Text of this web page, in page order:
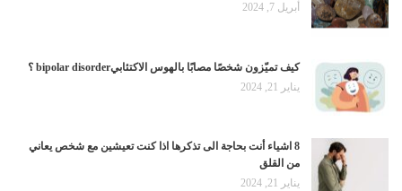
أبريل 7, 2024
كيف تميّزون شخصًا مصابًا بالهوس الاكتئابيbipolar disorder ؟
يناير 21, 2024
8 اشياء أنت بحاجة الى تذكرها اذا كنت تعيشين مع شخص يعاني
من القلق
يناير 21, 2024